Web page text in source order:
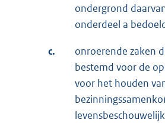
ondergrond
onderdeel a
c.
onroerende zaken
bestemd voor de
voor het houden